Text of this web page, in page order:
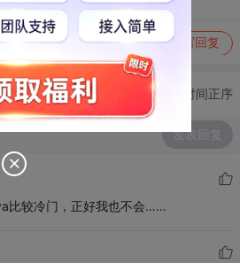
写回复
切换为时间正序
发表回复
比较冷门，正好我也不会……